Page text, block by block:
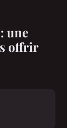
une
offrir